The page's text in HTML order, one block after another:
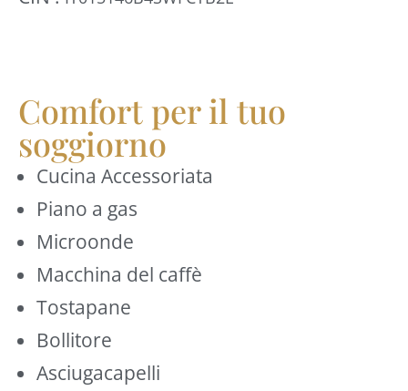
Comfort per il tuo
soggiorno
Cucina Accessoriata
Piano a gas
Microonde
Macchina del caffè
Tostapane
Bollitore
Asciugacapelli